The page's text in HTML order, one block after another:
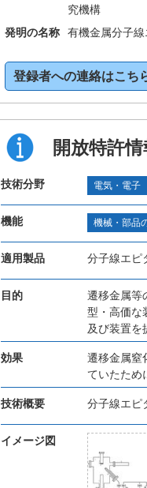
究機構
発明の名称 有機金属分子
登録者への連絡はこち
開放特許情
技術分野 電気・電子
機能 機械・部品
適用製品 分子線エピ
目的
遷移金属等
型・高価な
及び装置を
効果
遷移金属窒
ていたため
技術概要 分子線エピ
イメージ図